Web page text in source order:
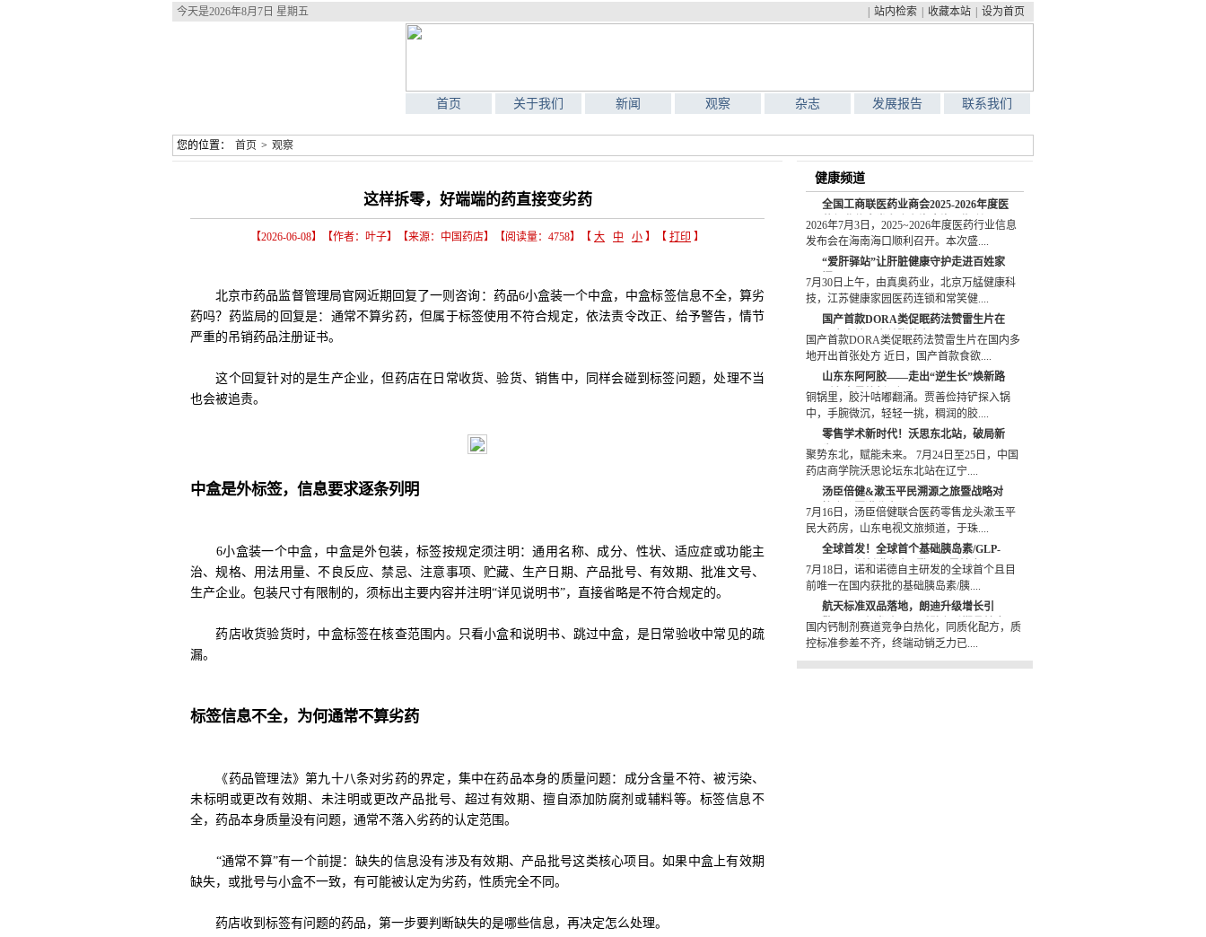
站内检索 收藏本站 设为首页
今天是2026年8月7日 星期五
首页 关于我们 新闻 观察 杂志 发展报告 联系我们
您的位置： 首页 > 观察
这样拆零，好端端的药直接变劣药
【2026-06-08】【作者：叶子】【来源：中国药店】【阅读量：4758】【 大 中 小 】【 打印 】
北京市药品监督管理局官网近期回复了一则咨询：药品6小盒装一个中盒，中盒标签信息不全，算劣
药吗？药监局的回复是：通常不算劣药，但属于标签使用不符合规定，依法责令改正、给予警告，情节
严重的吊销药品注册证书。
这个回复针对的是生产企业，但药店在日常收货、验货、销售中，同样会碰到标签问题，处理不当
也会被追责。
中盒是外标签，信息要求逐条列明
6小盒装一个中盒，中盒是外包装，标签按规定须注明：通用名称、成分、性状、适应症或功能主
治、规格、用法用量、不良反应、禁忌、注意事项、贮藏、生产日期、产品批号、有效期、批准文号、
生产企业。包装尺寸有限制的，须标出主要内容并注明“详见说明书”，直接省略是不符合规定的。
药店收货验货时，中盒标签在核查范围内。只看小盒和说明书、跳过中盒，是日常验收中常见的疏
漏。
标签信息不全，为何通常不算劣药
《药品管理法》第九十八条对劣药的界定，集中在药品本身的质量问题：成分含量不符、被污染、
未标明或更改有效期、未注明或更改产品批号、超过有效期、擅自添加防腐剂或辅料等。标签信息不
全，药品本身质量没有问题，通常不落入劣药的认定范围。
“通常不算”有一个前提：缺失的信息没有涉及有效期、产品批号这类核心项目。如果中盒上有效期
缺失，或批号与小盒不一致，有可能被认定为劣药，性质完全不同。
药店收到标签有问题的药品，第一步要判断缺失的是哪些信息，再决定怎么处理。
健康频道
全国工商联医药业商会2025-2026年度医
药行业信息发布会在海南海口顺利召开
2026年7月3日，2025~2026年度医药行业信息
发布会在海南海口顺利召开。本次盛....
“爱肝驿站”让肝脏健康守护走进百姓家
门口
7月30日上午，由真奥药业，北京万艋健康科
技，江苏健康家园医药连锁和常笑健....
国产首款DORA类促眠药法赞雷生片在
国内多地开出首张处方
国产首款DORA类促眠药法赞雷生片在国内多
地开出首张处方 近日，国产首款食欲....
山东东阿阿胶——走出“逆生长”焕新路
（老字号焕新记）
铜锅里，胶汁咕嘟翻涌。贾善俭持铲探入锅
中，手腕微沉，轻轻一挑，稠润的胶....
零售学术新时代！沃思东北站，破局新
生
聚势东北，赋能未来。 7月24日至25日，中国
药店商学院沃思论坛东北站在辽宁....
汤臣倍健&漱玉平民溯源之旅暨战略对
接会议圆满收官
7月16日，汤臣倍健联合医药零售龙头漱玉平
民大药房，山东电视文旅频道，于珠....
全球首发！全球首个基础胰岛素/GLP-
1RA周制剂诺和杰®登录阿里健康
7月18日，诺和诺德自主研发的全球首个且目
前唯一在国内获批的基础胰岛素/胰....
航天标准双品落地，朗迪升级增长引
擎：国民钙龙头以品质壁垒重塑骨健康
OTC 赛道新格局
国内钙制剂赛道竞争白热化，同质化配方，质
控标准参差不齐，终端动销乏力已....